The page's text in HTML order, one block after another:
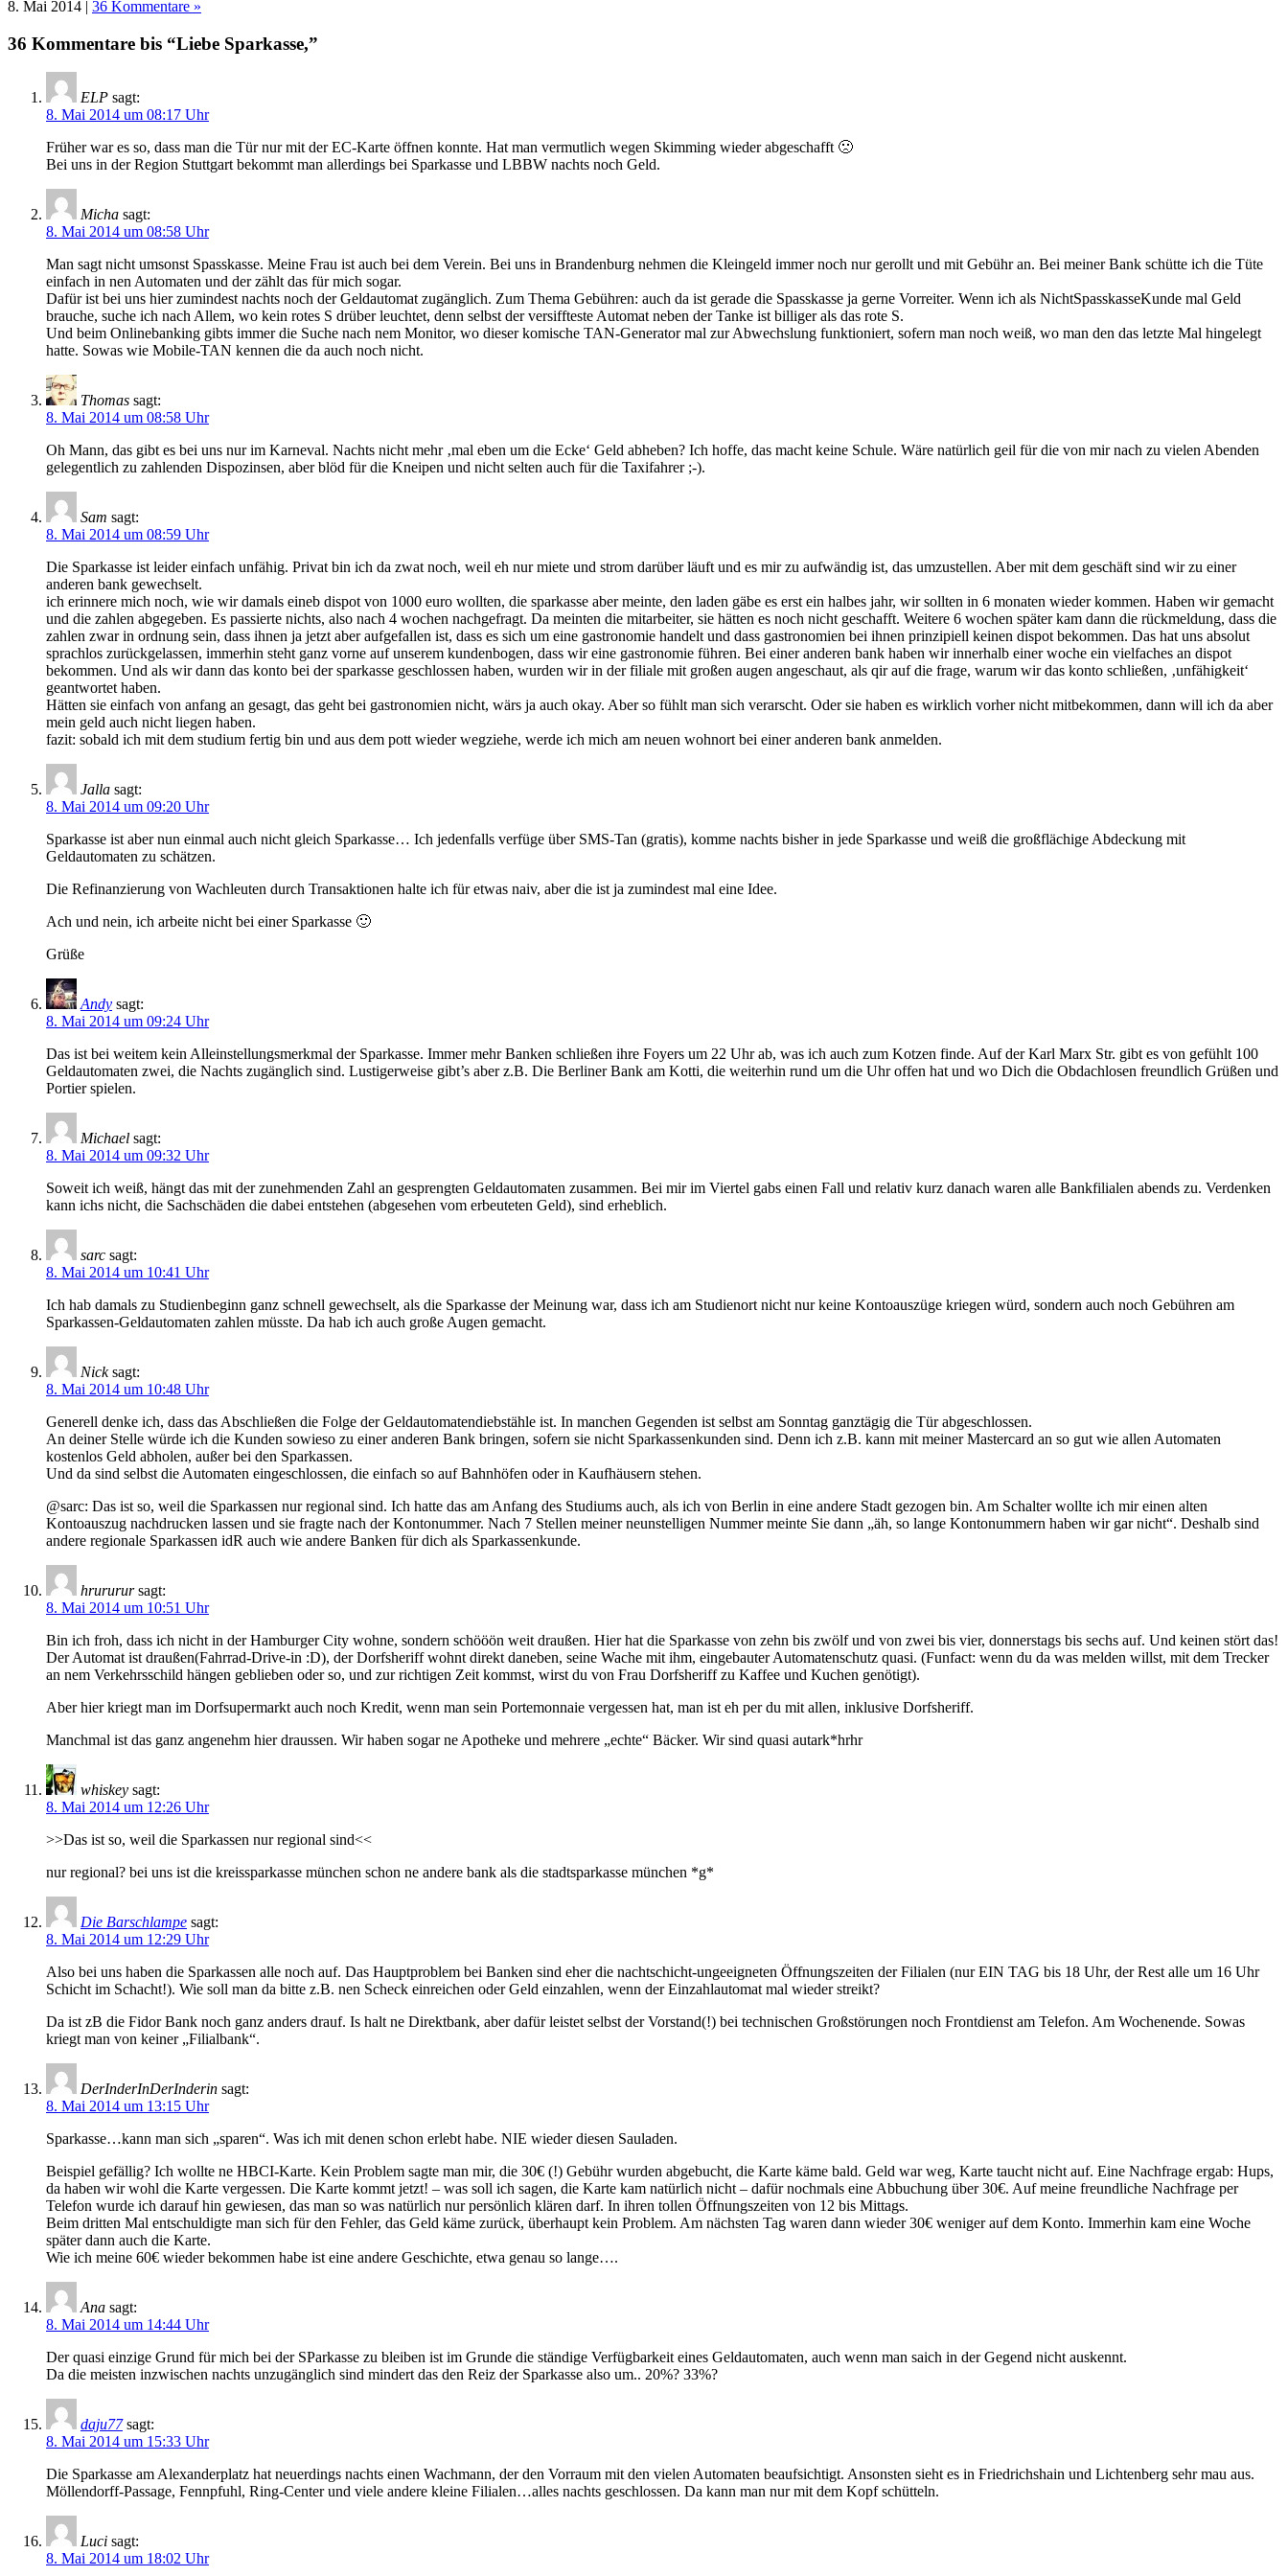
8. Mai 2014 | 36 Kommentare »
36 Kommentare bis “Liebe Sparkasse,”
ELP sagt:
8. Mai 2014 um 08:17 Uhr
Früher war es so, dass man die Tür nur mit der EC-Karte öffnen konnte. Hat man vermutlich wegen Skimming wieder abgeschafft 🙁
Bei uns in der Region Stuttgart bekommt man allerdings bei Sparkasse und LBBW nachts noch Geld.
Micha sagt:
8. Mai 2014 um 08:58 Uhr
Man sagt nicht umsonst Spasskasse. Meine Frau ist auch bei dem Verein. Bei uns in Brandenburg nehmen die Kleingeld immer noch nur gerollt und mit Gebühr an. Bei meiner Bank schütte ich die Tüte
einfach in nen Automaten und der zählt das für mich sogar.
Dafür ist bei uns hier zumindest nachts noch der Geldautomat zugänglich. Zum Thema Gebühren: auch da ist gerade die Spasskasse ja gerne Vorreiter. Wenn ich als NichtSpasskasseKunde mal Geld
brauche, suche ich nach Allem, wo kein rotes S drüber leuchtet, denn selbst der versiffteste Automat neben der Tanke ist billiger als das rote S.
Und beim Onlinebanking gibts immer die Suche nach nem Monitor, wo dieser komische TAN-Generator mal zur Abwechslung funktioniert, sofern man noch weiß, wo man den das letzte Mal hingelegt
hatte. Sowas wie Mobile-TAN kennen die da auch noch nicht.
Thomas sagt:
8. Mai 2014 um 08:58 Uhr
Oh Mann, das gibt es bei uns nur im Karneval. Nachts nicht mehr ‚mal eben um die Ecke‘ Geld abheben? Ich hoffe, das macht keine Schule. Wäre natürlich geil für die von mir nach zu vielen Abenden
gelegentlich zu zahlenden Dispozinsen, aber blöd für die Kneipen und nicht selten auch für die Taxifahrer ;-).
Sam sagt:
8. Mai 2014 um 08:59 Uhr
Die Sparkasse ist leider einfach unfähig. Privat bin ich da zwat noch, weil eh nur miete und strom darüber läuft und es mir zu aufwändig ist, das umzustellen. Aber mit dem geschäft sind wir zu einer
anderen bank gewechselt.
ich erinnere mich noch, wie wir damals eineb dispot von 1000 euro wollten, die sparkasse aber meinte, den laden gäbe es erst ein halbes jahr, wir sollten in 6 monaten wieder kommen. Haben wir gemacht
und die zahlen abgegeben. Es passierte nichts, also nach 4 wochen nachgefragt. Da meinten die mitarbeiter, sie hätten es noch nicht geschafft. Weitere 6 wochen später kam dann die rückmeldung, dass die
zahlen zwar in ordnung sein, dass ihnen ja jetzt aber aufgefallen ist, dass es sich um eine gastronomie handelt und dass gastronomien bei ihnen prinzipiell keinen dispot bekommen. Das hat uns absolut
sprachlos zurückgelassen, immerhin steht ganz vorne auf unserem kundenbogen, dass wir eine gastronomie führen. Bei einer anderen bank haben wir innerhalb einer woche ein vielfaches an dispot
bekommen. Und als wir dann das konto bei der sparkasse geschlossen haben, wurden wir in der filiale mit großen augen angeschaut, als qir auf die frage, warum wir das konto schließen, ‚unfähigkeit‘
geantwortet haben.
Hätten sie einfach von anfang an gesagt, das geht bei gastronomien nicht, wärs ja auch okay. Aber so fühlt man sich verarscht. Oder sie haben es wirklich vorher nicht mitbekommen, dann will ich da aber
mein geld auch nicht liegen haben.
fazit: sobald ich mit dem studium fertig bin und aus dem pott wieder wegziehe, werde ich mich am neuen wohnort bei einer anderen bank anmelden.
Jalla sagt:
8. Mai 2014 um 09:20 Uhr
Sparkasse ist aber nun einmal auch nicht gleich Sparkasse… Ich jedenfalls verfüge über SMS-Tan (gratis), komme nachts bisher in jede Sparkasse und weiß die großflächige Abdeckung mit
Geldautomaten zu schätzen.
Die Refinanzierung von Wachleuten durch Transaktionen halte ich für etwas naiv, aber die ist ja zumindest mal eine Idee.
Ach und nein, ich arbeite nicht bei einer Sparkasse 🙂
Grüße
Andy sagt:
8. Mai 2014 um 09:24 Uhr
Das ist bei weitem kein Alleinstellungsmerkmal der Sparkasse. Immer mehr Banken schließen ihre Foyers um 22 Uhr ab, was ich auch zum Kotzen finde. Auf der Karl Marx Str. gibt es von gefühlt 100
Geldautomaten zwei, die Nachts zugänglich sind. Lustigerweise gibt’s aber z.B. Die Berliner Bank am Kotti, die weiterhin rund um die Uhr offen hat und wo Dich die Obdachlosen freundlich Grüßen und
Portier spielen.
Michael sagt:
8. Mai 2014 um 09:32 Uhr
Soweit ich weiß, hängt das mit der zunehmenden Zahl an gesprengten Geldautomaten zusammen. Bei mir im Viertel gabs einen Fall und relativ kurz danach waren alle Bankfilialen abends zu. Verdenken
kann ichs nicht, die Sachschäden die dabei entstehen (abgesehen vom erbeuteten Geld), sind erheblich.
sarc sagt:
8. Mai 2014 um 10:41 Uhr
Ich hab damals zu Studienbeginn ganz schnell gewechselt, als die Sparkasse der Meinung war, dass ich am Studienort nicht nur keine Kontoauszüge kriegen würd, sondern auch noch Gebühren am
Sparkassen-Geldautomaten zahlen müsste. Da hab ich auch große Augen gemacht.
Nick sagt:
8. Mai 2014 um 10:48 Uhr
Generell denke ich, dass das Abschließen die Folge der Geldautomatendiebstähle ist. In manchen Gegenden ist selbst am Sonntag ganztägig die Tür abgeschlossen.
An deiner Stelle würde ich die Kunden sowieso zu einer anderen Bank bringen, sofern sie nicht Sparkassenkunden sind. Denn ich z.B. kann mit meiner Mastercard an so gut wie allen Automaten
kostenlos Geld abholen, außer bei den Sparkassen.
Und da sind selbst die Automaten eingeschlossen, die einfach so auf Bahnhöfen oder in Kaufhäusern stehen.
@sarc: Das ist so, weil die Sparkassen nur regional sind. Ich hatte das am Anfang des Studiums auch, als ich von Berlin in eine andere Stadt gezogen bin. Am Schalter wollte ich mir einen alten
Kontoauszug nachdrucken lassen und sie fragte nach der Kontonummer. Nach 7 Stellen meiner neunstelligen Nummer meinte Sie dann „äh, so lange Kontonummern haben wir gar nicht“. Deshalb sind
andere regionale Sparkassen idR auch wie andere Banken für dich als Sparkassenkunde.
hrururur sagt:
8. Mai 2014 um 10:51 Uhr
Bin ich froh, dass ich nicht in der Hamburger City wohne, sondern schööön weit draußen. Hier hat die Sparkasse von zehn bis zwölf und von zwei bis vier, donnerstags bis sechs auf. Und keinen stört das!
Der Automat ist draußen(Fahrrad-Drive-in :D), der Dorfsheriff wohnt direkt daneben, seine Wache mit ihm, eingebauter Automatenschutz quasi. (Funfact: wenn du da was melden willst, mit dem Trecker
an nem Verkehrsschild hängen geblieben oder so, und zur richtigen Zeit kommst, wirst du von Frau Dorfsheriff zu Kaffee und Kuchen genötigt).
Aber hier kriegt man im Dorfsupermarkt auch noch Kredit, wenn man sein Portemonnaie vergessen hat, man ist eh per du mit allen, inklusive Dorfsheriff.
Manchmal ist das ganz angenehm hier draussen. Wir haben sogar ne Apotheke und mehrere „echte“ Bäcker. Wir sind quasi autark*hrhr
whiskey sagt:
8. Mai 2014 um 12:26 Uhr
>>Das ist so, weil die Sparkassen nur regional sind<<
nur regional? bei uns ist die kreissparkasse münchen schon ne andere bank als die stadtsparkasse münchen *g*
Die Barschlampe sagt:
8. Mai 2014 um 12:29 Uhr
Also bei uns haben die Sparkassen alle noch auf. Das Hauptproblem bei Banken sind eher die nachtschicht-ungeeigneten Öffnungszeiten der Filialen (nur EIN TAG bis 18 Uhr, der Rest alle um 16 Uhr
Schicht im Schacht!). Wie soll man da bitte z.B. nen Scheck einreichen oder Geld einzahlen, wenn der Einzahlautomat mal wieder streikt?
Da ist zB die Fidor Bank noch ganz anders drauf. Is halt ne Direktbank, aber dafür leistet selbst der Vorstand(!) bei technischen Großstörungen noch Frontdienst am Telefon. Am Wochenende. Sowas
kriegt man von keiner „Filialbank“.
DerInderInDerInderin sagt:
8. Mai 2014 um 13:15 Uhr
Sparkasse…kann man sich „sparen“. Was ich mit denen schon erlebt habe. NIE wieder diesen Sauladen.
Beispiel gefällig? Ich wollte ne HBCI-Karte. Kein Problem sagte man mir, die 30€ (!) Gebühr wurden abgebucht, die Karte käme bald. Geld war weg, Karte taucht nicht auf. Eine Nachfrage ergab: Hups,
da haben wir wohl die Karte vergessen. Die Karte kommt jetzt! – was soll ich sagen, die Karte kam natürlich nicht – dafür nochmals eine Abbuchung über 30€. Auf meine freundliche Nachfrage per
Telefon wurde ich darauf hin gewiesen, das man so was natürlich nur persönlich klären darf. In ihren tollen Öffnungszeiten von 12 bis Mittags.
Beim dritten Mal entschuldigte man sich für den Fehler, das Geld käme zurück, überhaupt kein Problem. Am nächsten Tag waren dann wieder 30€ weniger auf dem Konto. Immerhin kam eine Woche
später dann auch die Karte.
Wie ich meine 60€ wieder bekommen habe ist eine andere Geschichte, etwa genau so lange….
Ana sagt:
8. Mai 2014 um 14:44 Uhr
Der quasi einzige Grund für mich bei der SParkasse zu bleiben ist im Grunde die ständige Verfügbarkeit eines Geldautomaten, auch wenn man saich in der Gegend nicht auskennt.
Da die meisten inzwischen nachts unzugänglich sind mindert das den Reiz der Sparkasse also um.. 20%? 33%?
daju77 sagt:
8. Mai 2014 um 15:33 Uhr
Die Sparkasse am Alexanderplatz hat neuerdings nachts einen Wachmann, der den Vorraum mit den vielen Automaten beaufsichtigt. Ansonsten sieht es in Friedrichshain und Lichtenberg sehr mau aus.
Möllendorff-Passage, Fennpfuhl, Ring-Center und viele andere kleine Filialen…alles nachts geschlossen. Da kann man nur mit dem Kopf schütteln.
Luci sagt:
8. Mai 2014 um 18:02 Uhr